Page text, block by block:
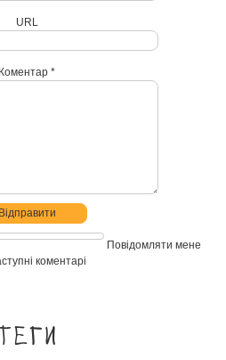
URL
Коментар *
Повідомляти мене
коментарі